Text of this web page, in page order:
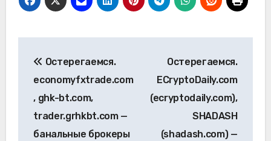
по
записям
Остерегаемся.
economyfxtrade.com
, ghk-bt.com,
trader.grhkbt.com —
банальные брокеры
Остерегаемся.
ECryptoDaily.com
(ecryptodaily.com),
SHADASH
(shadash.com) —